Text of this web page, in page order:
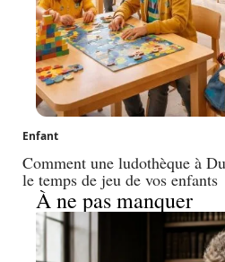
Enfant
Comment une ludothèque à
le temps de jeu de vos enfants
À ne pas manquer